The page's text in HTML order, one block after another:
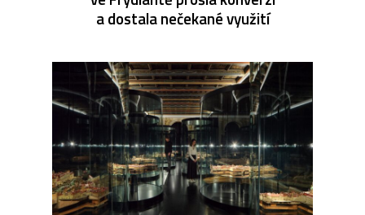
a dostala nečekané využití